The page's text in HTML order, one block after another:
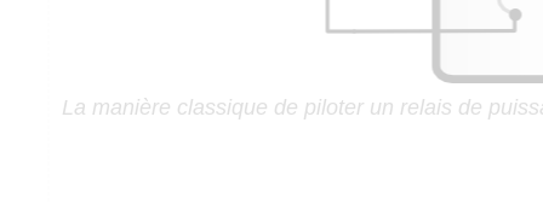
La manière classique de piloter un relais de